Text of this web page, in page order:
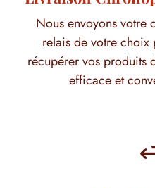
Nous envoyons votre
relais de votre choix
récupérer vos produits
efficace et